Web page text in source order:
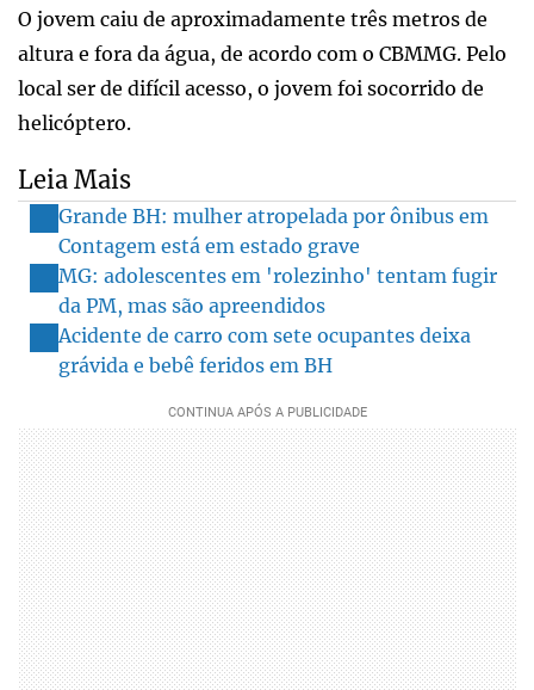
O jovem caiu de aproximadamente três metros de
altura e fora da água, de acordo com o CBMMG. Pelo
local ser de difícil acesso, o jovem foi socorrido de
helicóptero.
Leia Mais
Grande BH: mulher atropelada por ônibus em
Contagem está em estado grave
MG: adolescentes em 'rolezinho' tentam fugir
da PM, mas são apreendidos
Acidente de carro com sete ocupantes deixa
grávida e bebê feridos em BH